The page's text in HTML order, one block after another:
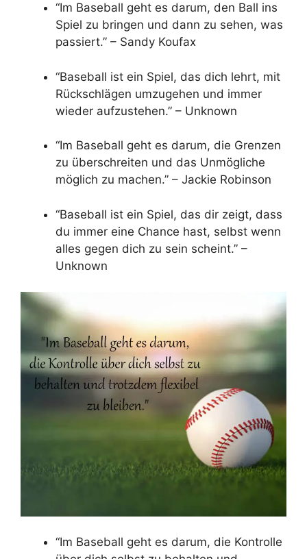
“Im Baseball geht es darum, den Ball ins
Spiel zu bringen und dann zu sehen, was
passiert.” – Sandy Koufax
“Baseball ist ein Spiel, das dich lehrt, mit
Rückschlägen umzugehen und immer
wieder aufzustehen.” – Unknown
“Im Baseball geht es darum, die Grenzen
zu überschreiten und das Unmögliche
möglich zu machen.” – Jackie Robinson
“Baseball ist ein Spiel, das dir zeigt, dass
du immer eine Chance hast, selbst wenn
alles gegen dich zu sein scheint.” –
Unknown
“Im Baseball geht es darum, die Kontrolle